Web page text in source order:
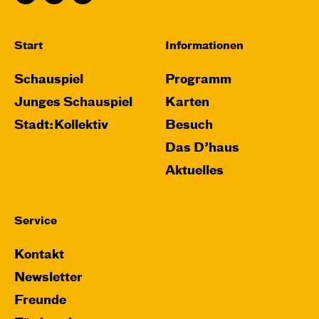
Do, 26.11. / 10:00 – 11:15
JUNGES SCHAUSPIEL
Das grüne König­reich
von Cornelia Funke und Tammi Hartung
Start
Schauspiel
Junges Schauspiel
Stadt:Kollektiv
Informationen
Programm
Karten
Besuch
Das D’haus
Aktuelles
Service
Kontakt
Newsletter
Freunde